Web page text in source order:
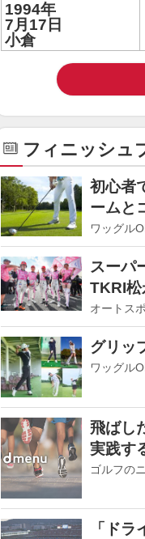
1994年
7月17日
小倉
フィニッシュ
初心者
ームと
ワッグル
スーパ
TKRI松
オートス
グリッ
ワッグル
飛ばし
実践す
ゴルフの
「ド